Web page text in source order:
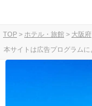
TOP ホテル・旅館 大阪府
本サイトは広告プログラム